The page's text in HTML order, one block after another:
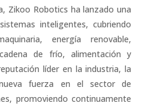
Zikoo Robotics ha lanzado una
inteligentes, cubriendo
energía renovable,
de frío, alimentación y
líder en la industria, la
fuerza en el sector de
promoviendo continuamente